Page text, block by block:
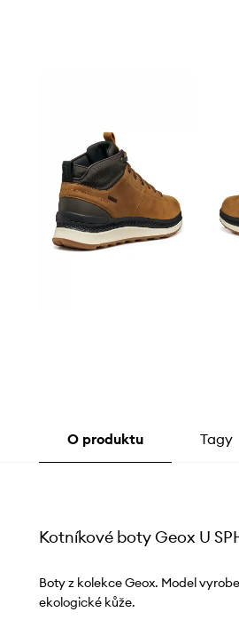
O produktu Tagy
Kotníkové boty Geox U
Boty z kolekce Geox. Model
ekologické kůže.